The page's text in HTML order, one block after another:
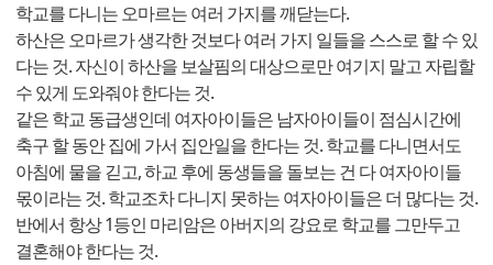
학교를 다니는 오마르는 여러 가지를 깨닫는다.
하산은 오마르가 생각한 것보다 여러 가지 일들을 스스로 할 수 있
다는 것. 자신이 하산을 보살핌의 대상으로만 여기지 말고 자립할
수 있게 도와줘야 한다는 것.
같은 학교 동급생인데 여자아이들은 남자아이들이 점심시간에
축구 할 동안 집에 가서 집안일을 한다는 것. 학교를 다니면서도
아침에 물을 긷고, 하교 후에 동생들을 돌보는 건 다 여자아이들
몫이라는 것. 학교조차 다니지 못하는 여자아이들은 더 많다는 것.
반에서 항상 1등인 마리암은 아버지의 강요로 학교를 그만두고
결혼해야 한다는 것.